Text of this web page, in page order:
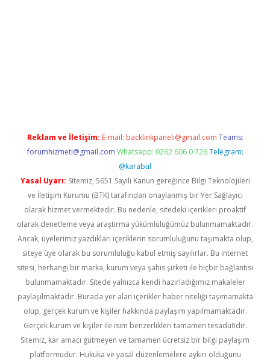
Reklam ve İletişim: E-mail: backlinkpaneli@gmail.com Teams:
forumhizmeti@gmail.com Whatsapp: 0262 606 0 726 Telegram:
@karabul
Yasal Uyarı: Sitemiz, 5651 Sayılı Kanun gereğince Bilgi Teknolojileri
ve İletişim Kurumu (BTK) tarafından onaylanmış bir Yer Sağlayıcı
olarak hizmet vermektedir. Bu nedenle, sitedeki içerikleri proaktif
olarak denetleme veya araştırma yükümlülüğümüz bulunmamaktadır.
Ancak, üyelerimiz yazdıkları içeriklerin sorumluluğunu taşımakta olup,
siteye üye olarak bu sorumluluğu kabul etmiş sayılırlar. Bu internet
sitesi, herhangi bir marka, kurum veya şahıs şirketi ile hiçbir bağlantısı
bulunmamaktadır. Sitede yalnızca kendi hazırladığımız makaleler
paylaşılmaktadır. Burada yer alan içerikler haber niteliği taşımamakta
olup, gerçek kurum ve kişiler hakkında paylaşım yapılmamaktadır.
Gerçek kurum ve kişiler ile isim benzerlikleri tamamen tesadüfidir.
Sitemiz, kar amacı gütmeyen ve tamamen ücretsiz bir bilgi paylaşım
platformudur. Hukuka ve yasal düzenlemelere aykırı olduğunu